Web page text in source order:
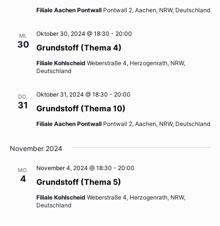
Filiale Aachen Pontwall Pontwall 2, Aachen, NRW, Deutschland
MI.
30 Grundstoff (Thema 4)
Oktober 30, 2024 @ 18:30 - 20:00
Filiale Kohlscheid Weberstraße 4, Herzogenrath, NRW,
Deutschland
DO.
31 Grundstoff (Thema 10)
Oktober 31, 2024 @ 18:30 - 20:00
Filiale Aachen Pontwall Pontwall 2, Aachen, NRW, Deutschland
November 2024
MO.
4 Grundstoff (Thema 5)
November 4, 2024 @ 18:30 - 20:00
Filiale Kohlscheid Weberstraße 4, Herzogenrath, NRW,
Deutschland